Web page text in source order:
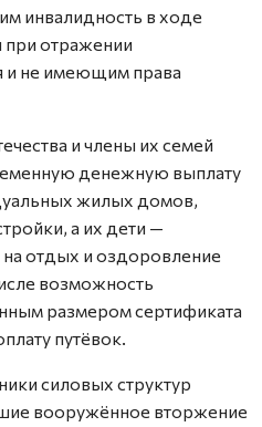
инвалидность в ходе
при отражении
и не имеющим права
и члены их семей
денежную выплату
жилых домов,
а их дети —
отдых и оздоровление
возможность
размером сертификата
путёвок.
силовых структур
вооружённое вторжение